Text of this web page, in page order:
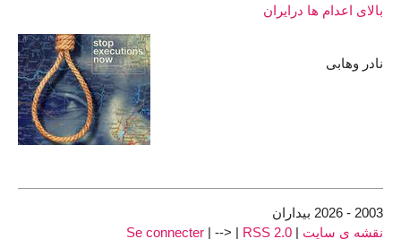
بالای اعدام ها درایران
نادر وهابی
2003 - 2026 بیداران
نقشه ى سايت |
Se connecter | --> | RSS 2.0